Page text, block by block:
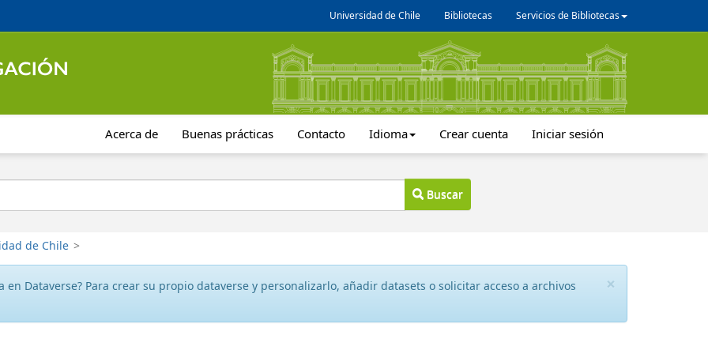
Universidad de Chile Bibliotecas Servicios de Bibliotecas
Acerca de Buenas prácticas Contacto Idioma Crear cuenta Iniciar sesión
Buscar
de Chile >
×
en Dataverse? Para crear su propio dataverse y personalizarlo, añadir datasets o solicitar acceso a archivos